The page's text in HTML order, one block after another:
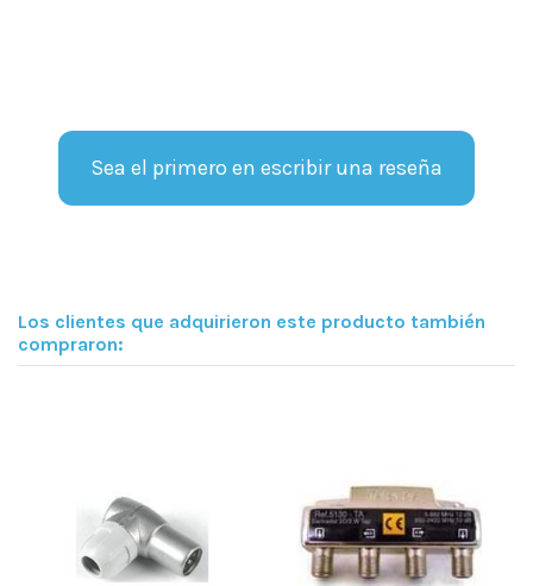
Sea el primero en escribir una reseña
Los clientes que adquirieron este producto también
compraron: